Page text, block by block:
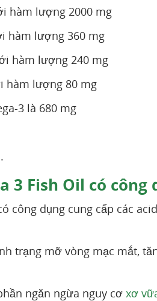
hàm lượng 2000 mg
hàm lượng 360 mg
hàm lượng 240 mg
hàm lượng 80 mg
3 là 680 mg
3 Fish Oil có công
công dụng cung cấp các
trạng mỡ vòng mạc mắt,
ngăn ngừa nguy cơ xơ